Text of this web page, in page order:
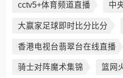
cctv5+体育频道直播 中
大赢家足球即时比分比分
香港电视台翡翠台在线直播
骑士对阵魔术集锦 篮网